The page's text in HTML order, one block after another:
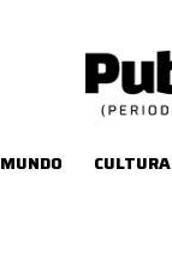
MUNDO CULTURA